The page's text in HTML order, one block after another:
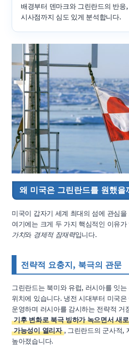
배경부터 덴마크와 그린란드의 반응
시사점까지 심도 있게 분석합니다.
왜 미국은 그린란드를 원했을
미국이 갑자기 세계 최대의 섬에 관심
여기에는 크게 두 가지 핵심적인 이유가
가치와 경제적 잠재력입니다.
전략적 요충지, 북극의 관문
그린란드는 북미와 유럽, 러시아를 잇
위치에 있습니다. 냉전 시대부터 미국
운영하며 러시아를 감시하는 전략적 거
기후 변화로 북극 빙하가 녹으면서 새
가능성이 열리자 , 그린란드의 군사적,
높아졌습니다.